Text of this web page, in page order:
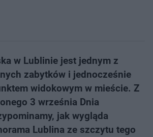
w Lublinie jest jednym z
zabytków i jednocześnie
widokowym w mieście. Z
3 września Dnia
jak wygląda
Lublina ze szczytu tego